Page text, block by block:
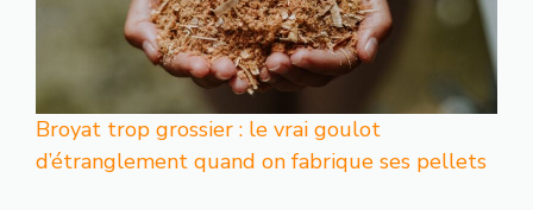
Broyat trop grossier : le vrai goulot
d’étranglement quand on fabrique ses pellets